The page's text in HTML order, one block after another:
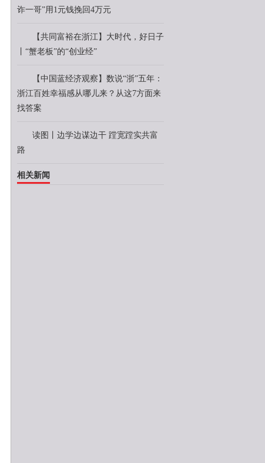
诈一哥”用1元钱挽回4万元
【共同富裕在浙江】大时代，好日子
丨“蟹老板”的“创业经”
【中国蓝经济观察】数说“浙”五年：
浙江百姓幸福感从哪儿来？从这7方面来
找答案
读图丨边学边谋边干 蹚宽蹚实共富
路
相关新闻